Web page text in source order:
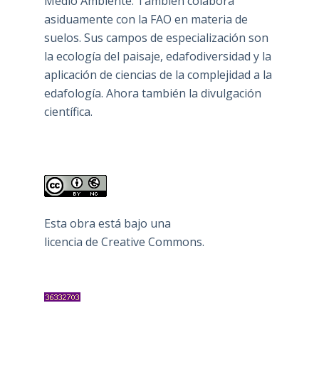
asiduamente con la FAO en materia de
suelos. Sus campos de especialización son
la ecología del paisaje, edafodiversidad y la
aplicación de ciencias de la complejidad a la
edafología. Ahora también la divulgación
científica.
Esta obra está bajo una
licencia de Creative Commons.